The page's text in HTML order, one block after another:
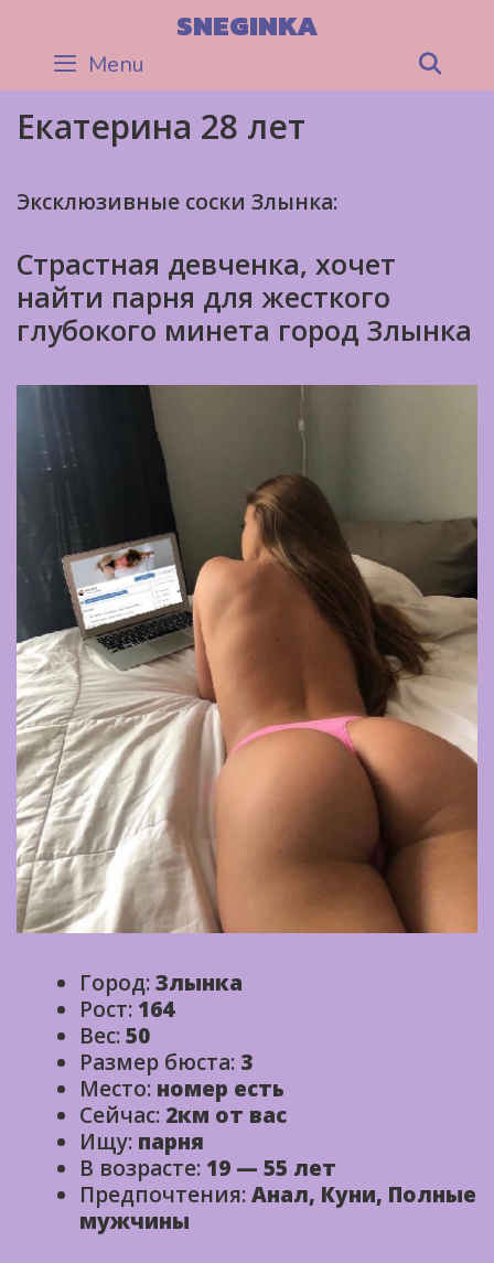
content
SNEGINKA
Menu
Екатерина 28 лет
Эксклюзивные соски Злынка:
Страстная девченка, хочет
найти парня для жесткого
глубокого минета город Злынка
Город:Злынка
Рост: 164
Вес:50
Размер бюста: 3
Место: номер есть
Сейчас: 2км от вас
Ищу: парня
В возрасте: 19 — 55 лет
Предпочтения:Анал, Куни, Полные
мужчины